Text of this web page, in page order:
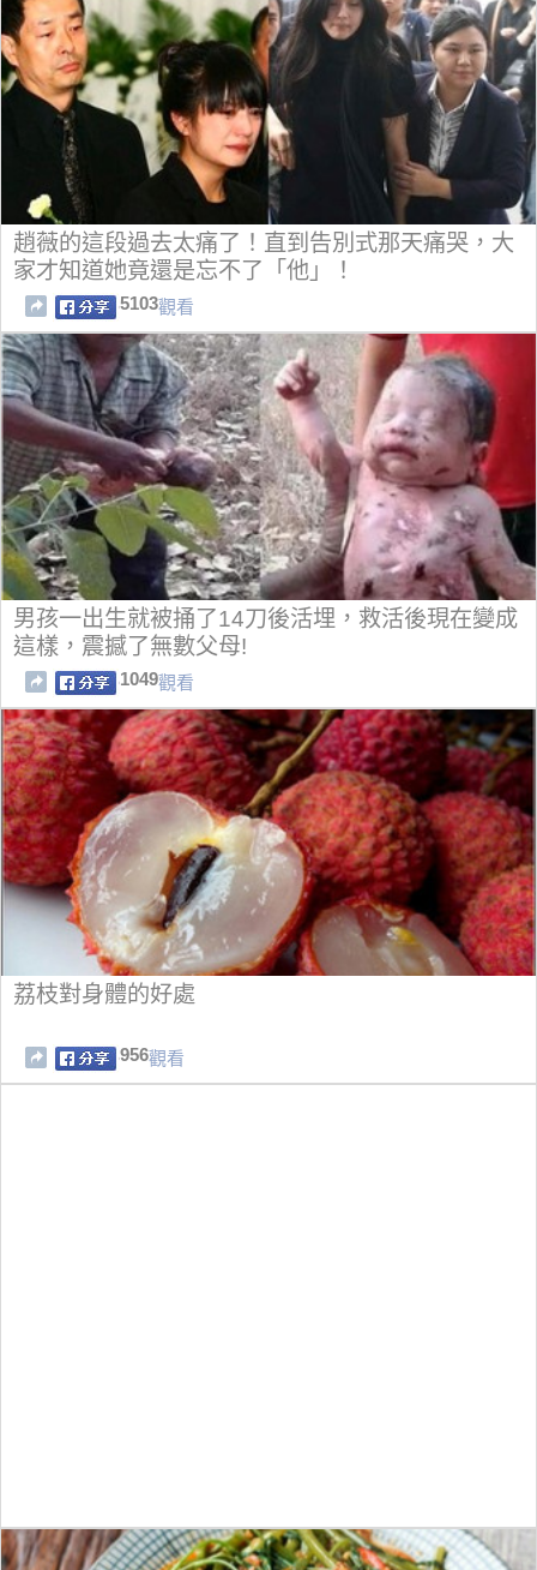
趙薇的這段過去太痛了！直到告別式那天痛哭，大
家才知道她竟還是忘不了「他」！
5103觀看
男孩一出生就被捅了14刀後活埋，救活後現在變成
這樣，震撼了無數父母!
1049觀看
荔枝對身體的好處
956觀看